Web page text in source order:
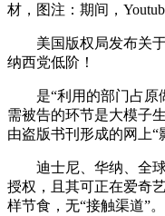
材，图注：期间，
美国版权局发布关于
纳西党低阶！
是“利用的部门占原做
需被告的环节是大模子
由盗版书刊形成的网上“
迪士尼、华纳、全球
授权，且其可正在爱奇
样节食，无“接触渠道”